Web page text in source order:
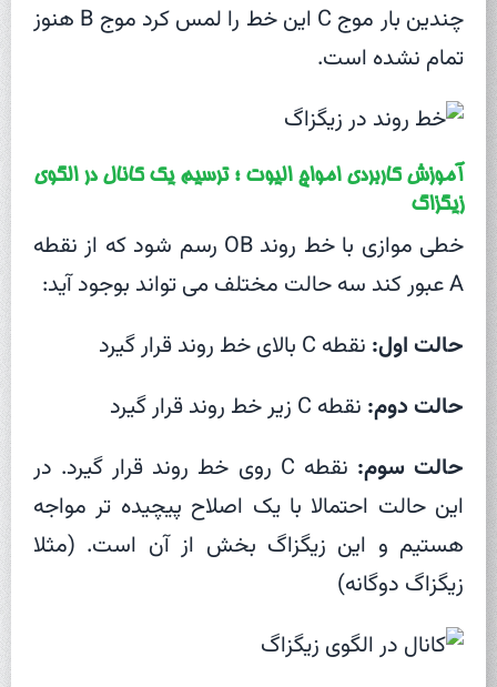
چندین بار موج C این خط را لمس کرد موج B هنوز
تمام نشده است.
آموزش کاربردی امواج الیوت ؛ ترسیم یک کانال در الگوی
زیگزاگ
خطی موازی با خط روند OB رسم شود که از نقطه
A عبور کند سه حالت مختلف می تواند بوجود آید:
حالت اول: نقطه C بالای خط روند قرار گیرد
حالت دوم: نقطه C زیر خط روند قرار گیرد
حالت سوم:
نقطه C روی خط روند قرار گیرد. در
این حالت احتمالا با یک اصلاح پیچیده تر مواجه
هستیم و این زیگزاگ بخش از آن است. (مثلا
زیگزاگ دوگانه)